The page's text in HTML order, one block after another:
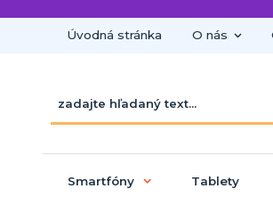
Úvodná stránka O nás
Smartfóny Tablety